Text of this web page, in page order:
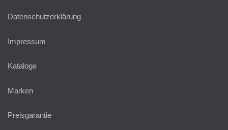
Datenschutzerklärung
Impressum
Kataloge
Marken
Preisgarantie